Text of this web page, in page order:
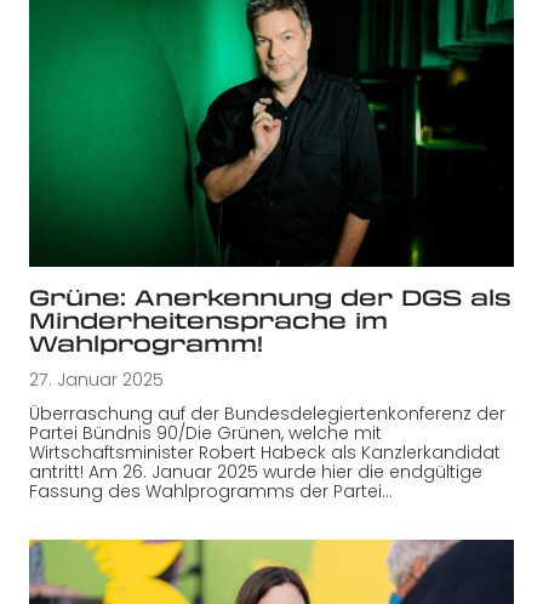
Grüne: Anerkennung der DGS als
Minderheitensprache im
Wahlprogramm!
27. Januar 2025
Überraschung auf der Bundesdelegiertenkonferenz der
Partei Bündnis 90/Die Grünen, welche mit
Wirtschaftsminister Robert Habeck als Kanzlerkandidat
antritt! Am 26. Januar 2025 wurde hier die endgültige
Fassung des Wahlprogramms der Partei…